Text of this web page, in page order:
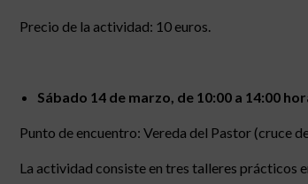
Precio de la actividad: 10 euros.
Sábado 14 de marzo, de 10:00 a 14:00
Punto de encuentro: Vereda del Pastor (cruce
La actividad consiste en tres talleres prácticos